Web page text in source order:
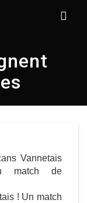
Vannetais
match de
! Un match